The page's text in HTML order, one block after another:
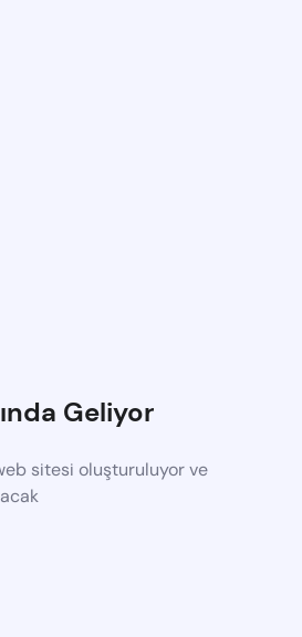
Geliyor
sitesi oluşturuluyor ve